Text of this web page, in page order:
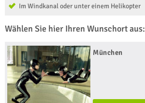
Im Windkanal oder unter einem Helikopter
Wählen Sie hier Ihren Wunschort aus:
München